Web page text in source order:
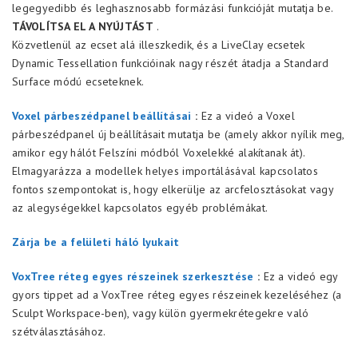
legegyedibb és leghasznosabb formázási funkcióját mutatja be.
TÁVOLÍTSA EL A NYÚJTÁST .
Közvetlenül az ecset alá illeszkedik, és a LiveClay ecsetek
Dynamic Tessellation funkcióinak nagy részét átadja a Standard
Surface módú ecseteknek.
Voxel párbeszédpanel beállításai : Ez a videó a Voxel
párbeszédpanel új beállításait mutatja be (amely akkor nyílik meg,
amikor egy hálót Felszíni módból Voxelekké alakítanak át).
Elmagyarázza a modellek helyes importálásával kapcsolatos
fontos szempontokat is, hogy elkerülje az arcfelosztásokat vagy
az alegységekkel kapcsolatos egyéb problémákat.
Zárja be a felületi háló lyukait
VoxTree réteg egyes részeinek szerkesztése : Ez a videó egy
gyors tippet ad a VoxTree réteg egyes részeinek kezeléséhez (a
Sculpt Workspace-ben), vagy külön gyermekrétegekre való
szétválasztásához.